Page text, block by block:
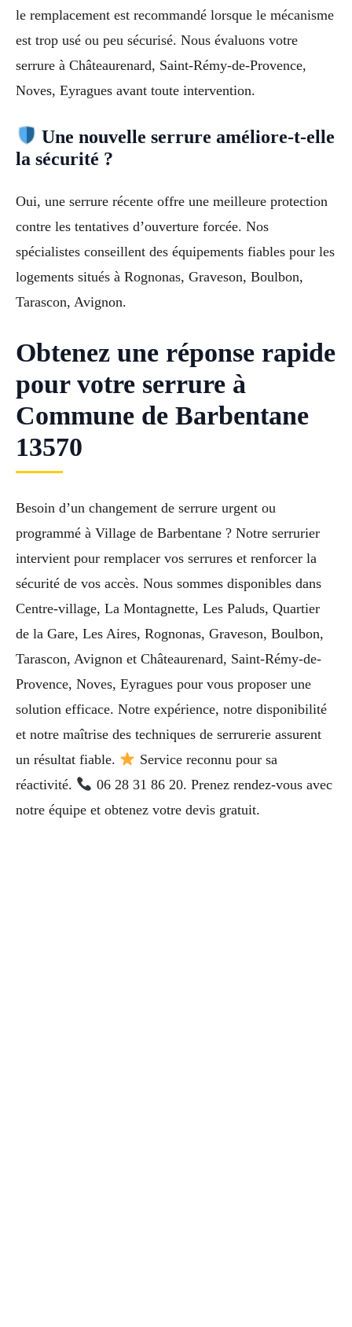
le remplacement est recommandé lorsque le mécanisme
est trop usé ou peu sécurisé. Nous évaluons votre
serrure à Châteaurenard, Saint-Rémy-de-Provence,
Noves, Eyragues avant toute intervention.
Une nouvelle serrure améliore-t-elle
la sécurité ?
Oui, une serrure récente offre une meilleure protection
contre les tentatives d’ouverture forcée. Nos
spécialistes conseillent des équipements fiables pour les
logements situés à Rognonas, Graveson, Boulbon,
Tarascon, Avignon.
Obtenez une réponse rapide
pour votre serrure à
Commune de Barbentane
13570
Besoin d’un changement de serrure urgent ou
programmé à Village de Barbentane ? Notre serrurier
intervient pour remplacer vos serrures et renforcer la
sécurité de vos accès. Nous sommes disponibles dans
Centre-village, La Montagnette, Les Paluds, Quartier
de la Gare, Les Aires, Rognonas, Graveson, Boulbon,
Tarascon, Avignon et Châteaurenard, Saint-Rémy-de-
Provence, Noves, Eyragues pour vous proposer une
solution efficace. Notre expérience, notre disponibilité
et notre maîtrise des techniques de serrurerie assurent
un résultat fiable.
Service reconnu pour sa
réactivité.
06 28 31 86 20. Prenez rendez-vous avec
notre équipe et obtenez votre devis gratuit.